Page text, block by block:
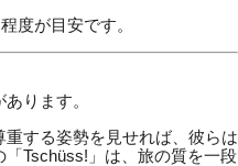
度が目安です。
ります。
する姿勢を見せれば、彼らは
Tschüss!」は、旅の質を一段